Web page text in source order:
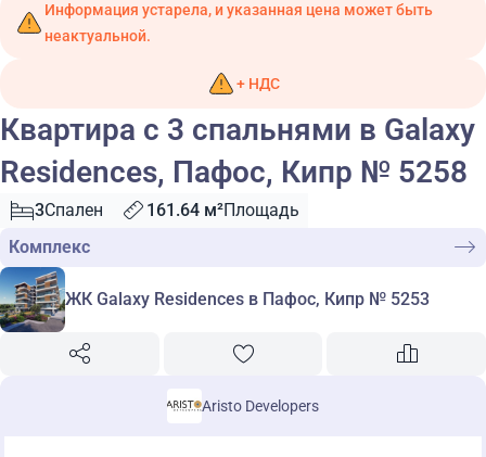
Информация устарела, и указанная цена может быть
неактуальной.
+ НДС
Квартира с 3 спальнями в Galaxy
Residences, Пафос, Кипр № 5258
3Спален 161.64 м²Площадь
Комплекс
ЖК Galaxy Residences в Пафос, Кипр № 5253
Aristo Developers